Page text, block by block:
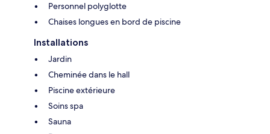
Personnel polyglotte
Chaises longues en bord de piscine
Installations
Jardin
Cheminée dans le hall
Piscine extérieure
Soins spa
Sauna